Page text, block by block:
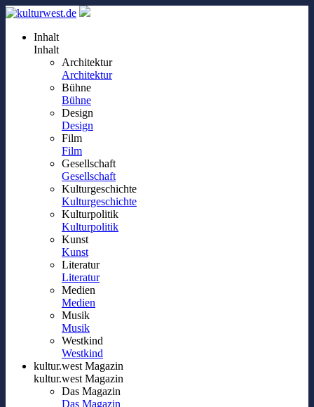
Inhalt
Inhalt
Architektur
Architektur
Bühne
Bühne
Design
Design
Film
Film
Gesellschaft
Gesellschaft
Kulturgeschichte
Kulturgeschichte
Kulturpolitik
Kulturpolitik
Kunst
Kunst
Literatur
Literatur
Medien
Medien
Musik
Musik
Westkind
Westkind
kultur.west Magazin
kultur.west Magazin
Das Magazin
Das Magazin